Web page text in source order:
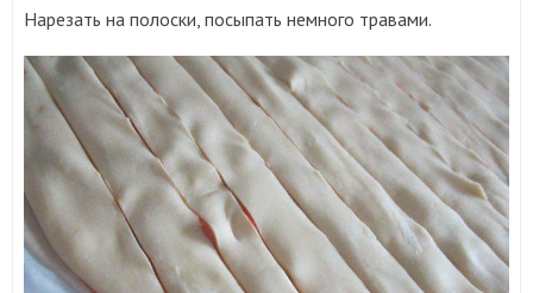
Нарезать на полоски, посыпать немного травами.